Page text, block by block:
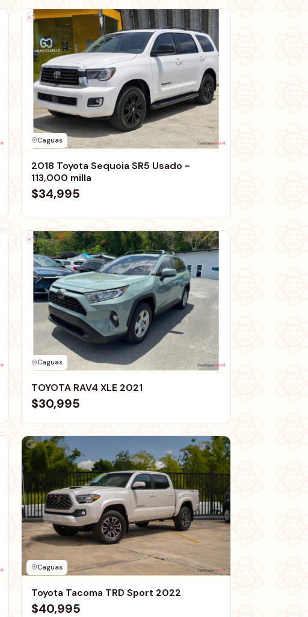
Caguas
2018 Toyota Sequoia SR5 Usado -
113,000 milla
$34,995
Caguas
TOYOTA RAV4 XLE 2021
$30,995
Caguas
Toyota Tacoma TRD Sport 2022
$40,995